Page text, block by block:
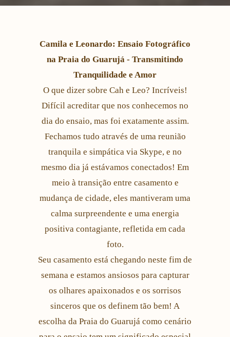
Camila e Leonardo: Ensaio Fotográfico
na Praia do Guarujá - Transmitindo
Tranquilidade e Amor
O que dizer sobre Cah e Leo? Incríveis!
Difícil acreditar que nos conhecemos no
dia do ensaio, mas foi exatamente assim.
Fechamos tudo através de uma reunião
tranquila e simpática via Skype, e no
mesmo dia já estávamos conectados! Em
meio à transição entre casamento e
mudança de cidade, eles mantiveram uma
calma surpreendente e uma energia
positiva contagiante, refletida em cada
foto.
Seu casamento está chegando neste fim de
semana e estamos ansiosos para capturar
os olhares apaixonados e os sorrisos
sinceros que os definem tão bem! A
escolha da Praia do Guarujá como cenário